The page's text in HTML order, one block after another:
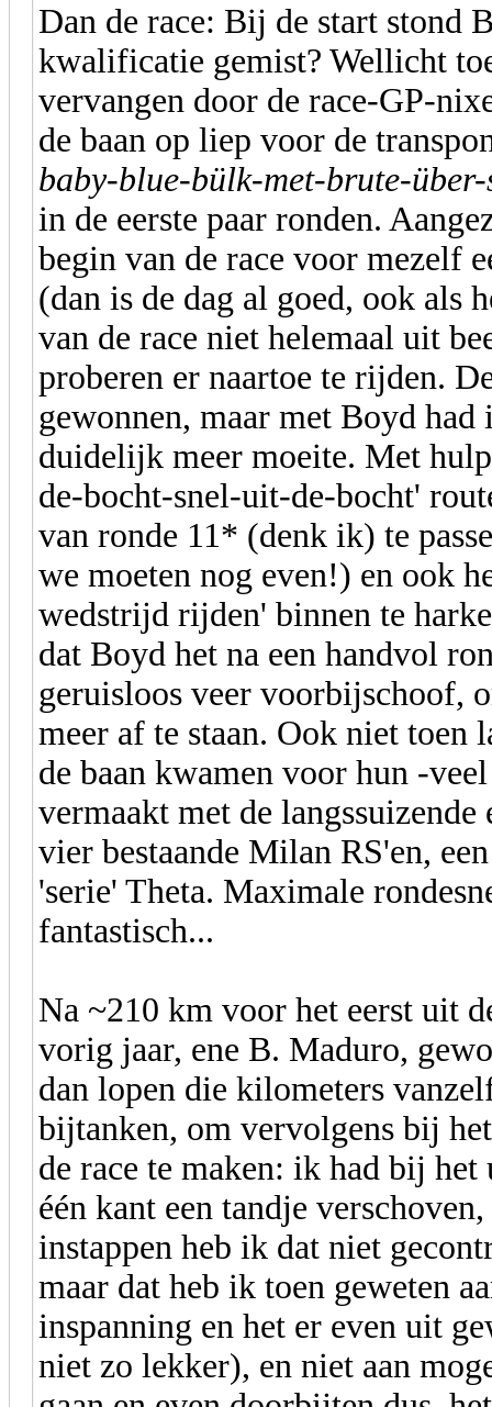
Dan de race: Bij de start stond
kwalificatie gemist? Wellicht
vervangen door de race-GP-
de baan op liep voor de
baby-blue-bülk-met-brute-über-
in de eerste paar ronden.
begin van de race voor mezelf
(dan is de dag al goed, ook als
van de race niet helemaal uit
proberen er naartoe te rijden.
gewonnen, maar met Boyd
duidelijk meer moeite. Met
de-bocht-snel-uit-de-bocht'
van ronde 11* (denk ik) te
we moeten nog even!) en ook
wedstrijd rijden' binnen te
dat Boyd het na een handvol
geruisloos veer voorbijschoof,
meer af te staan. Ook niet toen
de baan kwamen voor hun -
vermaakt met de
vier bestaande Milan RS'en,
'serie' Theta. Maximale
fantastisch...
Na ~210 km voor het eerst uit
vorig jaar, ene B. Maduro,
dan lopen die kilometers
bijtanken, om vervolgens bij
de race te maken: ik had bij
één kant een tandje
instappen heb ik dat niet
maar dat heb ik toen geweten
inspanning en het er even uit
niet zo lekker), en niet aan